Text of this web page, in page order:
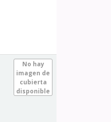
No hay
imagen de
cubierta
disponible